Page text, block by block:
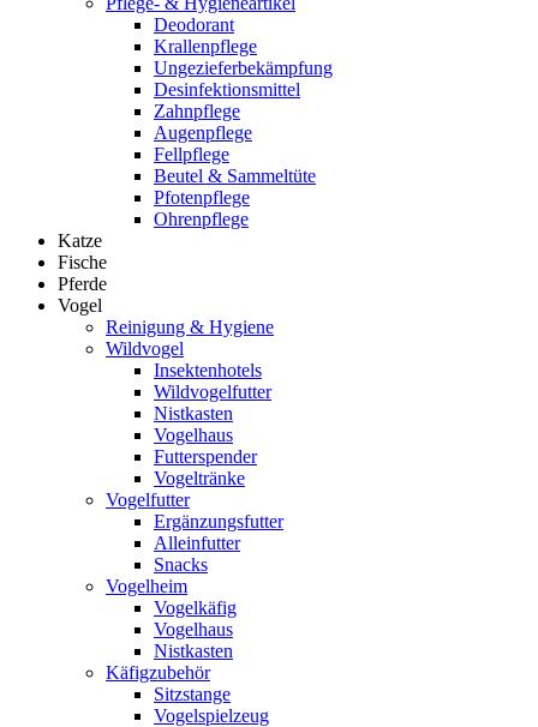
Deodorant
Krallenpflege
Ungezieferbekämpfung
Desinfektionsmittel
Zahnpflege
Augenpflege
Fellpflege
Beutel & Sammeltüte
Pfotenpflege
Ohrenpflege
Katze
Fische
Pferde
Vogel
Reinigung & Hygiene
Wildvogel
Insektenhotels
Wildvogelfutter
Nistkasten
Vogelhaus
Futterspender
Vogeltränke
Vogelfutter
Ergänzungsfutter
Alleinfutter
Snacks
Vogelheim
Vogelkäfig
Vogelhaus
Nistkasten
Käfigzubehör
Sitzstange
Vogelspielzeug